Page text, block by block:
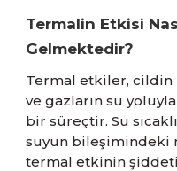
Termalin Etkisi
Gelmektedir?
Termal etkiler, cildin
ve gazların su
bir süreçtir. Su
suyun bileşimindeki
termal etkinin